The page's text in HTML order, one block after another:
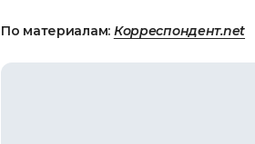
По материалам: Корреспондент.net